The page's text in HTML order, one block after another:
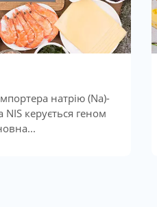
натрію (Na)-
NIS керується геном